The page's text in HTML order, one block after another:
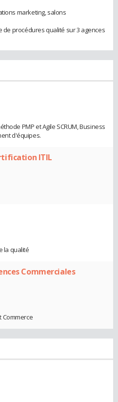
marketing, salons
de procédures qualité sur 3 agences
PMP et Agile SCRUM, Business
d'équipes.
ITIL
la qualité
Commerciales
Commerce